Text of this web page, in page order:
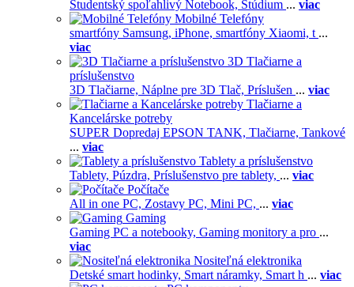
Študentský spoľahlivý Notebook, Štúdium ... viac
Mobilné Telefóny
smartfóny Samsung, iPhone, smartfóny Xiaomi, t ...
viac
3D Tlačiarne a
príslušenstvo
3D Tlačiarne, Náplne pre 3D Tlač, Príslušen ... viac
Tlačiarne a
Kancelárske potreby
SUPER Dopredaj EPSON TANK, Tlačiarne, Tankové
... viac
Tablety a príslušenstvo
Tablety, Púzdra, Príslušenstvo pre tablety, ... viac
Počítače
All in one PC, Zostavy PC, Mini PC, ... viac
Gaming
Gaming PC a notebooky, Gaming monitory a pro ...
viac
Nositeľná elektronika
Detské smart hodinky, Smart náramky, Smart h ... viac